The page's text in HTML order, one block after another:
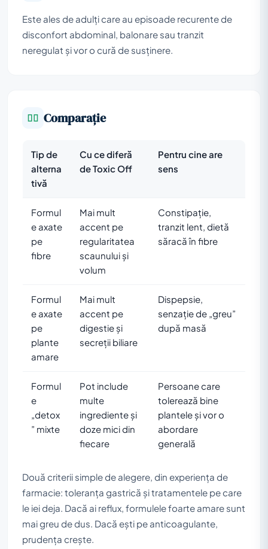
Este ales de adulți care au episoade recurente de
disconfort abdominal, balonare sau tranzit
neregulat și vor o cură de susținere.
Comparație
Tip de
alterna
tivă
Cu ce diferă
de Toxic Off
Pentru cine are
sens
Formul
e axate
pe
fibre
Mai mult
accent pe
regularitatea
scaunului și
volum
Constipație,
tranzit lent, dietă
săracă în fibre
Formul
e axate
pe
plante
amare
Mai mult
accent pe
digestie și
secreții biliare
Dispepsie,
senzație de „greu”
după masă
Formul
e
„detox
” mixte
Pot include
multe
ingrediente și
doze mici din
fiecare
Persoane care
tolerează bine
plantele și vor o
abordare
generală
Două criterii simple de alegere, din experiența de
farmacie: toleranța gastrică și tratamentele pe care
le iei deja. Dacă ai reflux, formulele foarte amare sunt
mai greu de dus. Dacă ești pe anticoagulante,
prudența crește.